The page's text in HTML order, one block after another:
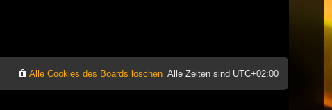
Alle Zeiten sind UTC+02:00
Alle Cookies des Boards löschen